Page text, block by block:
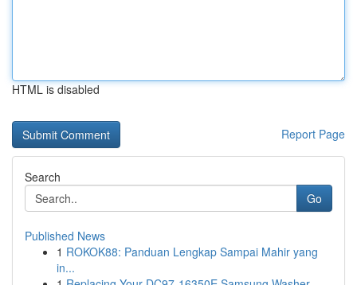
HTML is disabled
Report Page
Search
Go
Published News
1 ROKOK88: Panduan Lengkap Sampai Mahir yang
in...